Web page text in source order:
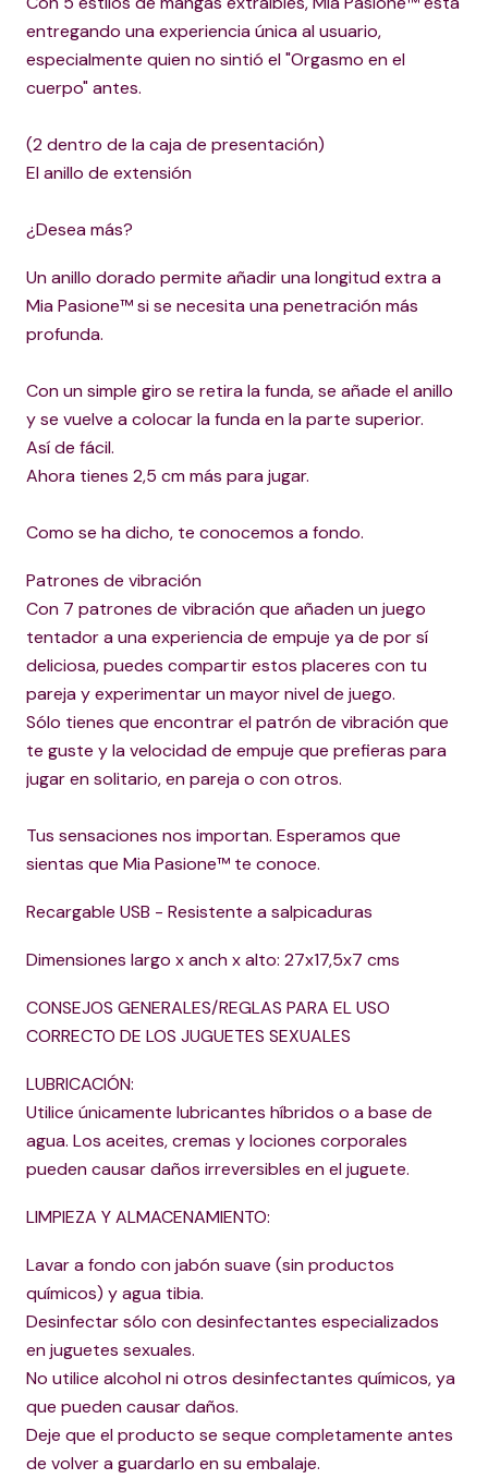
entregando una experiencia única al usuario,
especialmente quien no sintió el "Orgasmo en el
cuerpo" antes.
(2 dentro de la caja de presentación)
El anillo de extensión
¿Desea más?
Un anillo dorado permite añadir una longitud extra a
Mia Pasione™ si se necesita una penetración más
profunda.
Con un simple giro se retira la funda, se añade el anillo
y se vuelve a colocar la funda en la parte superior.
Así de fácil.
Ahora tienes 2,5 cm más para jugar.
Como se ha dicho, te conocemos a fondo.
Patrones de vibración
Con 7 patrones de vibración que añaden un juego
tentador a una experiencia de empuje ya de por sí
deliciosa, puedes compartir estos placeres con tu
pareja y experimentar un mayor nivel de juego.
Sólo tienes que encontrar el patrón de vibración que
te guste y la velocidad de empuje que prefieras para
jugar en solitario, en pareja o con otros.
Tus sensaciones nos importan. Esperamos que
sientas que Mia Pasione™ te conoce.
Recargable USB - Resistente a salpicaduras
Dimensiones largo x anch x alto: 27x17,5x7 cms
CONSEJOS GENERALES/REGLAS PARA EL USO
CORRECTO DE LOS JUGUETES SEXUALES
LUBRICACIÓN:
Utilice únicamente lubricantes híbridos o a base de
agua. Los aceites, cremas y lociones corporales
pueden causar daños irreversibles en el juguete.
LIMPIEZA Y ALMACENAMIENTO:
Lavar a fondo con jabón suave (sin productos
químicos) y agua tibia.
Desinfectar sólo con desinfectantes especializados
en juguetes sexuales.
No utilice alcohol ni otros desinfectantes químicos, ya
que pueden causar daños.
Deje que el producto se seque completamente antes
de volver a guardarlo en su embalaje.